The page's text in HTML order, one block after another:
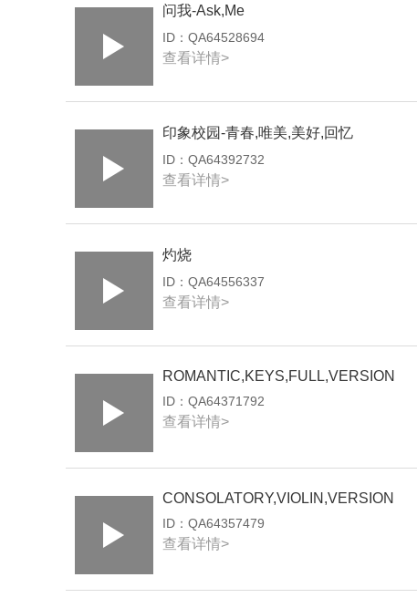
问我-Ask,Me
ID： QA64528694
查看详情>
印象校园-青春,唯美,美好,回忆
ID： QA64392732
查看详情>
灼烧
ID： QA64556337
查看详情>
ROMANTIC,KEYS,FULL,VERSION
ID： QA64371792
查看详情>
CONSOLATORY,VIOLIN,VERSION
ID： QA64357479
查看详情>